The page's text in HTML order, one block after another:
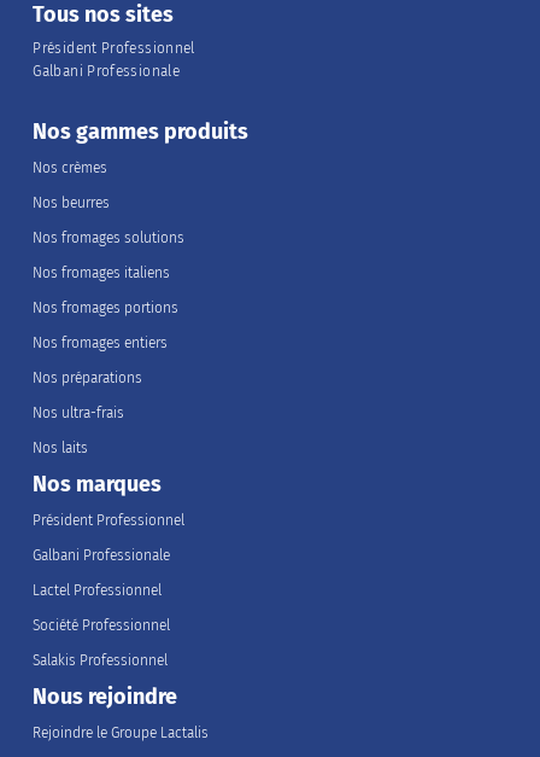
Tous nos sites
Président Professionnel
Galbani Professionale
Nos gammes produits
Nos crèmes
Nos beurres
Nos fromages solutions
Nos fromages italiens
Nos fromages portions
Nos fromages entiers
Nos préparations
Nos ultra-frais
Nos laits
Nos marques
Président Professionnel
Galbani Professionale
Lactel Professionnel
Société Professionnel
Salakis Professionnel
Nous rejoindre
Rejoindre le Groupe Lactalis